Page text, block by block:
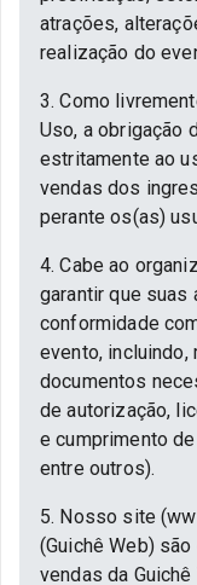
atrações,
realização do
3. Como
Uso, a obrigação
estritamente ao
vendas dos
perante os(as)
4. Cabe ao
garantir que
conformidade
evento, incluindo,
documentos
de autorização,
e cumprimento
entre outros).
5. Nosso site
(Guichê Web)
vendas da